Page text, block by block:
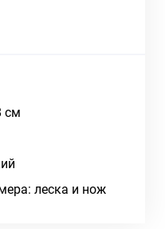
см
леска и нож